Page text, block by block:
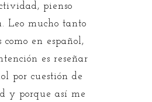
pienso
Leo mucho tanto
como en español,
es reseñar
por cuestión de
y porque así me